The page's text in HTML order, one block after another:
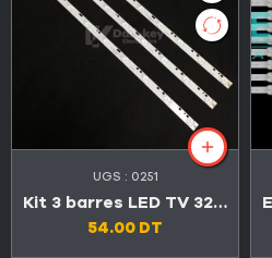
UGS : 0251
Kit 3 barres LED TV 32″ 10 LED 3V DLED32DH3101005.B
54.00 DT